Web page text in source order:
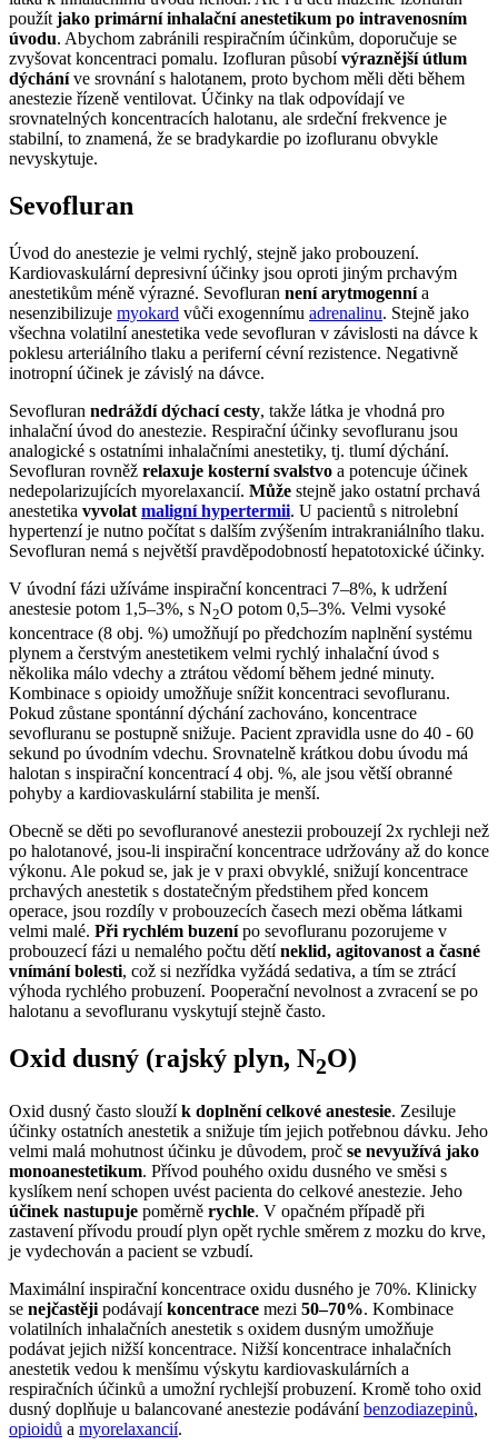
použít jako primární inhalační anestetikum po intravenosním
úvodu. Abychom zabránili respiračním účinkům, doporučuje se
zvyšovat koncentraci pomalu. Izofluran působívýraznější útlum
dýcháníve srovnání s halotanem, proto bychom měli děti během
anestezie řízeně ventilovat. Účinky na tlak odpovídají ve
srovnatelných koncentracích halotanu, ale srdeční frekvence je
stabilní, to znamená, že se bradykardie po izofluranu obvykle
nevyskytuje.
Sevofluran
Úvod do anestezie je velmi rychlý, stejně jako probouzení.
Kardiovaskulární depresivní účinky jsou oproti jiným prchavým
anestetikům méně výrazné. Sevofluran není arytmogennía
nesenzibilizuje myokard vůči exogennímu adrenalinu. Stejně jako
všechna volatilní anestetika vede sevofluran v závislosti na dávce k
poklesu arteriálního tlaku a periferní cévní rezistence. Negativně
inotropní účinek je závislý na dávce.
Sevofluran nedráždí dýchací cesty, takže látka je vhodná pro
inhalační úvod do anestezie. Respirační účinky sevofluranu jsou
analogické s ostatními inhalačními anestetiky, tj. tlumí dýchání.
Sevofluran rovněž relaxuje kosterní svalstvo a potencuje účinek
nedepolarizujících myorelaxancií. Může stejně jako ostatní prchavá
anestetika vyvolat maligní hypertermii. U pacientů s nitrolební
hypertenzí je nutno počítat s dalším zvýšením intrakraniálního tlaku.
Sevofluran nemá s největší pravděpodobností hepatotoxické účinky.
V úvodní fázi užíváme inspirační koncentraci 7–8%, k udržení
anestesie potom 1,5–3%, s N2O potom 0,5–3%. Velmi vysoké
koncentrace (8 obj. %) umožňují po předchozím naplnění systému
plynem a čerstvým anestetikem velmi rychlý inhalační úvod s
několika málo vdechy a ztrátou vědomí během jedné minuty.
Kombinace s opioidy umožňuje snížit koncentraci sevofluranu.
Pokud zůstane spontánní dýchání zachováno, koncentrace
sevofluranu se postupně snižuje. Pacient zpravidla usne do 40 - 60
sekund po úvodním vdechu. Srovnatelně krátkou dobu úvodu má
halotan s inspirační koncentrací 4 obj. %, ale jsou větší obranné
pohyby a kardiovaskulární stabilita je menší.
Obecně se děti po sevofluranové anestezii probouzejí 2x rychleji než
po halotanové, jsou-li inspirační koncentrace udržovány až do konce
výkonu. Ale pokud se, jak je v praxi obvyklé, snižují koncentrace
prchavých anestetik s dostatečným předstihem před koncem
operace, jsou rozdíly v probouzecích časech mezi oběma látkami
velmi malé. Při rychlém buzenípo sevofluranu pozorujeme v
probouzecí fázi u nemalého počtu dětíneklid, agitovanost a časné
vnímání bolesti, což si nezřídka vyžádá sedativa, a tím se ztrácí
výhoda rychlého probuzení. Pooperační nevolnost a zvracení se po
halotanu a sevofluranu vyskytují stejně často.
Oxid dusný (rajský plyn, N2O)
Oxid dusný často sloužík doplnění celkové anestesie. Zesiluje
účinky ostatních anestetik a snižuje tím jejich potřebnou dávku. Jeho
velmi malá mohutnost účinku je důvodem, proč se nevyužívá jako
monoanestetikum. Přívod pouhého oxidu dusného ve směsi s
kyslíkem není schopen uvést pacienta do celkové anestezie. Jeho
účinek nastupuje poměrně rychle. V opačném případě při
zastavení přívodu proudí plyn opět rychle směrem z mozku do krve,
je vydechován a pacient se vzbudí.
Maximální inspirační koncentrace oxidu dusného je 70%. Klinicky
se nejčastěji podávajíkoncentrace mezi 50–70%. Kombinace
volatilních inhalačních anestetik s oxidem dusným umožňuje
podávat jejich nižší koncentrace. Nižší koncentrace inhalačních
anestetik vedou k menšímu výskytu kardiovaskulárních a
respiračních účinků a umožní rychlejší probuzení. Kromě toho oxid
dusný doplňuje u balancované anestezie podáváníbenzodiazepinů,
opioidů a myorelaxancií.